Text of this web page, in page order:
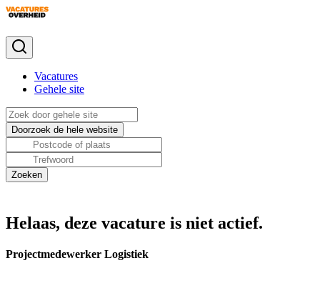
Vacatures
Gehele site
Helaas, deze vacature is niet actief.
Projectmedewerker Logistiek